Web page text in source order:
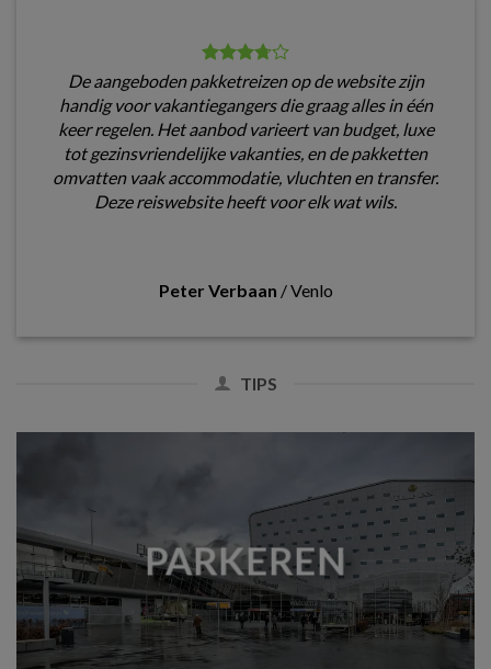
De aangeboden pakketreizen op de website zijn
handig voor vakantiegangers die graag alles in één
keer regelen. Het aanbod varieert van budget, luxe
tot gezinsvriendelijke vakanties, en de pakketten
omvatten vaak accommodatie, vluchten en transfer.
Deze reiswebsite heeft voor elk wat wils.
Peter Verbaan /Venlo
TIPS
PARKEREN